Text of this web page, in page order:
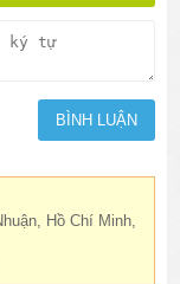
Hồ Chí Minh,